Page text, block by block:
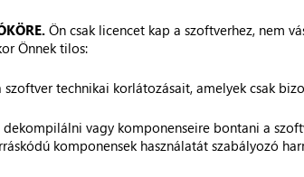
Ön csak licencet kap a szoftverhez, nem
Önnek tilos:
szoftver technikai korlátozásait, amelyek csak
dekompilálni vagy komponenseire bontani a
komponensek használatát szabályozó